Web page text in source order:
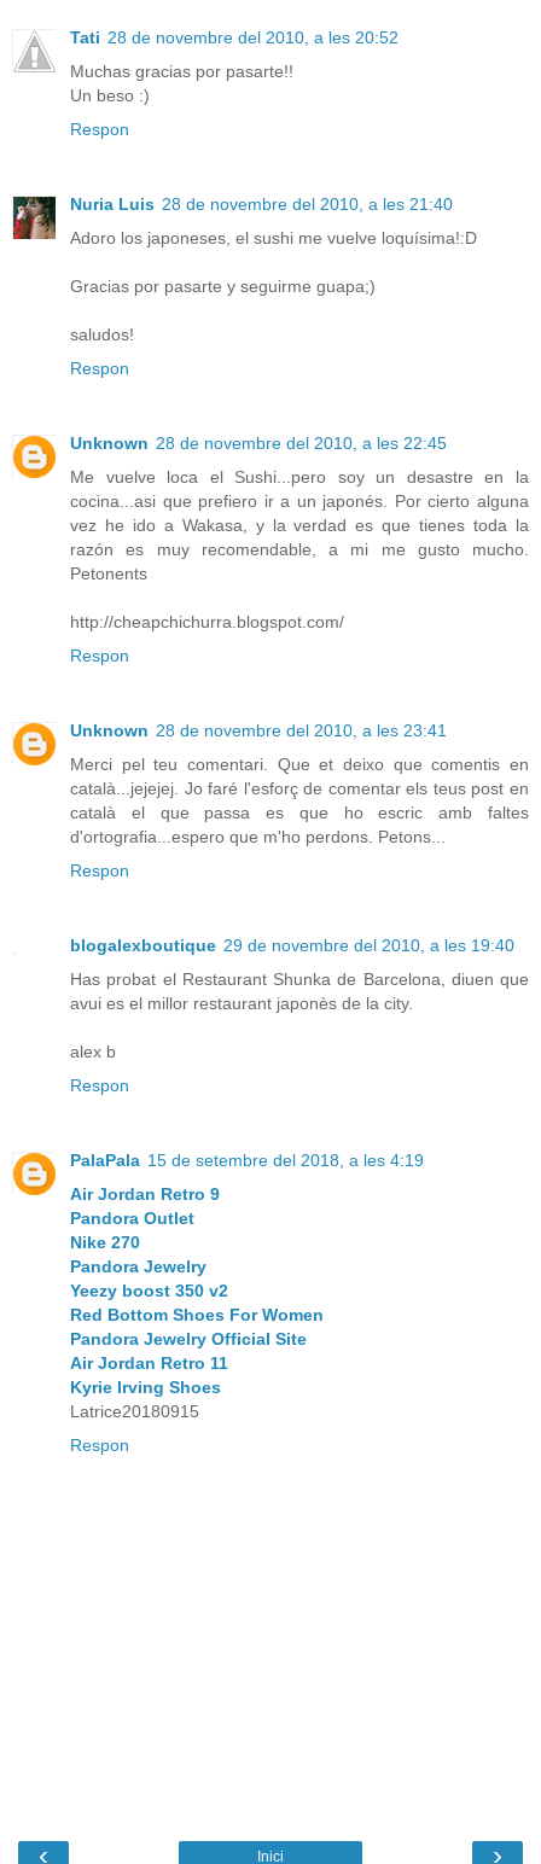
Tati 28 de novembre del 2010, a les 20:52
Muchas gracias por pasarte!!
Un beso :)
Respon
Nuria Luis 28 de novembre del 2010, a les 21:40
Adoro los japoneses, el sushi me vuelve loquísima!:D
Gracias por pasarte y seguirme guapa;)
saludos!
Respon
Unknown 28 de novembre del 2010, a les 22:45
Me vuelve loca el Sushi...pero soy un desastre en la
cocina...asi que prefiero ir a un japonés. Por cierto alguna
vez he ido a Wakasa, y la verdad es que tienes toda la
razón es muy recomendable, a mi me gusto mucho.
Petonents
http://cheapchichurra.blogspot.com/
Respon
Unknown 28 de novembre del 2010, a les 23:41
Merci pel teu comentari. Que et deixo que comentis en
català...jejejej. Jo faré l'esforç de comentar els teus post en
català el que passa es que ho escric amb faltes
d'ortografia...espero que m'ho perdons. Petons...
Respon
blogalexboutique 29 de novembre del 2010, a les 19:40
Has probat el Restaurant Shunka de Barcelona, diuen que
avui es el millor restaurant japonès de la city.
alex b
Respon
PalaPala 15 de setembre del 2018, a les 4:19
Air Jordan Retro 9
Pandora Outlet
Nike 270
Pandora Jewelry
Yeezy boost 350 v2
Red Bottom Shoes For Women
Pandora Jewelry Official Site
Air Jordan Retro 11
Kyrie Irving Shoes
Latrice20180915
Respon
‹ ›
Inici